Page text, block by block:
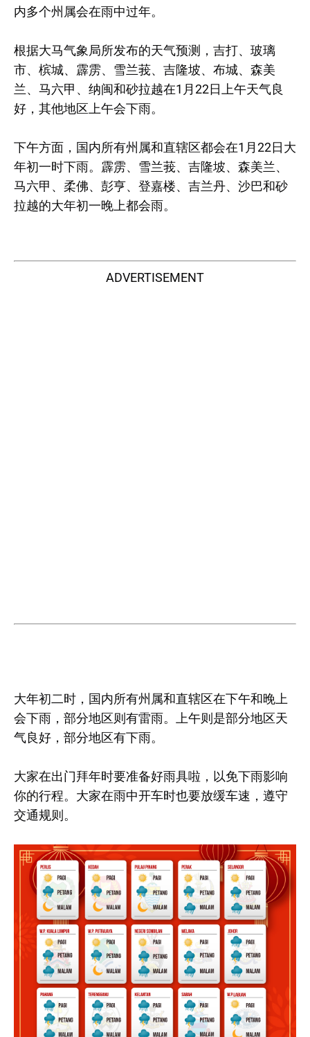
内多个州属会在雨中过年。
根据大马气象局所发布的天气预测，吉打、玻璃
市、槟城、霹雳、雪兰莪、吉隆坡、布城、森美
兰、马六甲、纳闽和砂拉越在1月22日上午天气良
好，其他地区上午会下雨。
下午方面，国内所有州属和直辖区都会在1月22日大
年初一时下雨。霹雳、雪兰莪、吉隆坡、森美兰、
马六甲、柔佛、彭亨、登嘉楼、吉兰丹、沙巴和砂
拉越的大年初一晚上都会雨。
ADVERTISEMENT
大年初二时，国内所有州属和直辖区在下午和晚上
会下雨，部分地区则有雷雨。上午则是部分地区天
气良好，部分地区有下雨。
大家在出门拜年时要准备好雨具啦，以免下雨影响
你的行程。大家在雨中开车时也要放缓车速，遵守
交通规则。